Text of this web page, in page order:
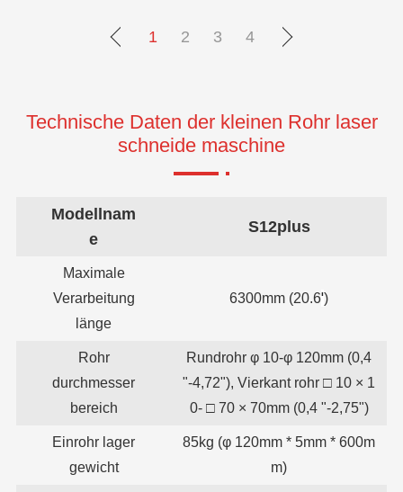
1 2 3 4
Technische Daten der kleinen Rohr laser
schneide maschine
Modellnam
e
S12plus
Maximale
Verarbeitung
länge
6300mm (20.6')
Rohr
durchmesser
bereich
Rundrohr φ 10-φ 120mm (0,4
"-4,72"), Vierkant rohr □ 10 × 1
0- □ 70 × 70mm (0,4 "-2,75")
Einrohr lager
gewicht
85kg (φ 120mm * 5mm * 600m
m)